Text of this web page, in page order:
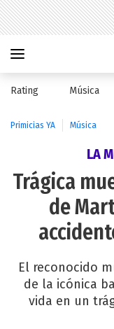
Rating Música
Primicias YA Música
LA
Trágica
de
El reconocido
de la icónica
vida en un